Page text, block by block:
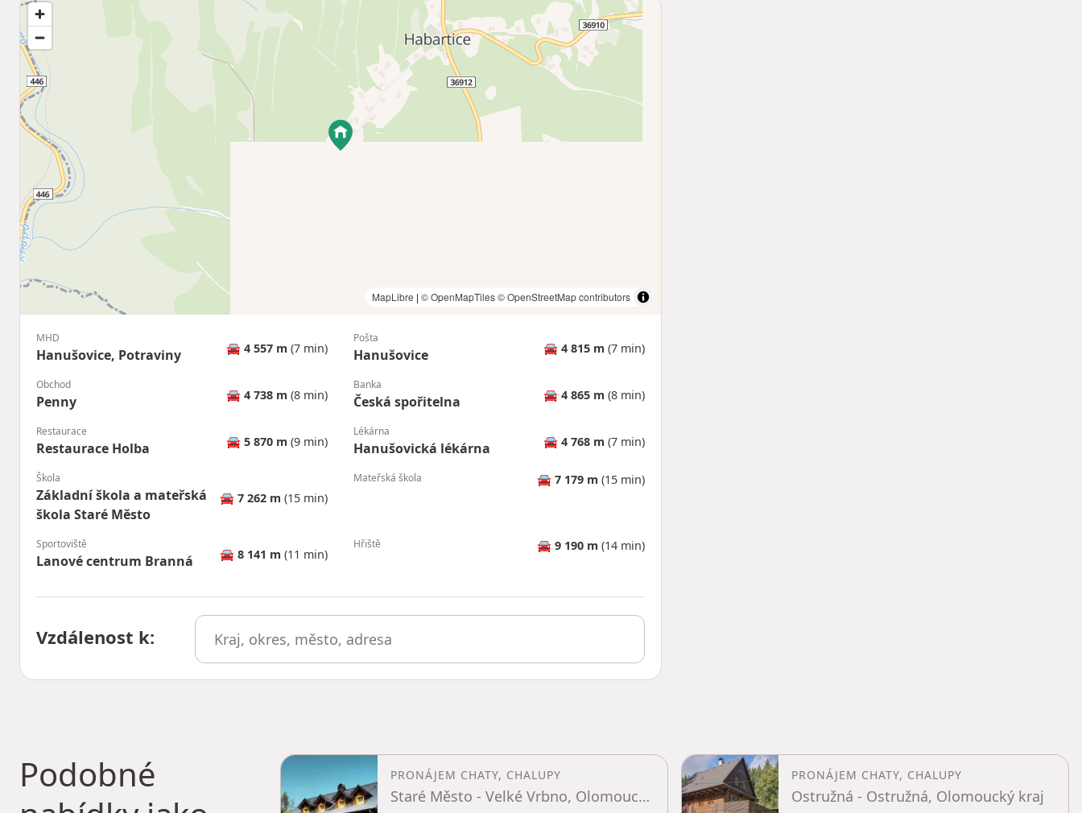
MapLibre | © OpenMapTiles© OpenStreetMap contributors
MHD
Hanušovice, Potraviny 🚘 4 557 m (7 min)
Pošta
Hanušovice 🚘 4 815 m (7 min)
Obchod
Penny 🚘 4 738 m (8 min)
Banka
Česká spořitelna 🚘 4 865 m (8 min)
Restaurace
Restaurace Holba 🚘 5 870 m (9 min)
Lékárna
Hanušovická lékárna 🚘 4 768 m (7 min)
Škola
Základní škola a mateřská
škola Staré Město
🚘 7 262 m (15 min)
Mateřská škola 🚘 7 179 m (15 min)
Sportoviště
Lanové centrum Branná 🚘 8 141 m (11 min)
Hřiště 🚘 9 190 m (14 min)
Vzdálenost k:
Podobné
PRONÁJEM CHATY, CHALUPY
Staré Město - Velké Vrbno, Olomoucký kraj
PRONÁJEM CHATY, CHALUPY
Ostružná - Ostružná, Olomoucký kraj